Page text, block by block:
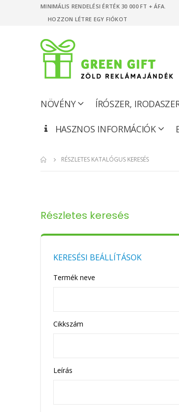
MINIMÁLIS RENDELÉSI ÉRTÉK 30 000 FT + ÁFA.
HOZZON LÉTRE EGY FIÓKOT
NÖVÉNY ÍRÓSZER,
HASZNOS INFORMÁCIÓK
RÉSZLETES KATALÓGUS KERESÉS
Részletes keresés
KERESÉSI BEÁLLÍTÁSOK
Termék neve
Cikkszám
Leírás